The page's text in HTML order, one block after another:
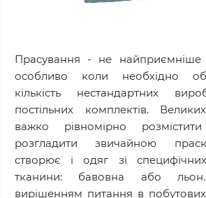
Прасування - не найприємніше
особливо коли необхідно
кількість нестандартних
постільних комплектів.
важко рівномірно
розгладити звичайною
створює і одяг зі
тканини: бавовна або
вирішенням питання в